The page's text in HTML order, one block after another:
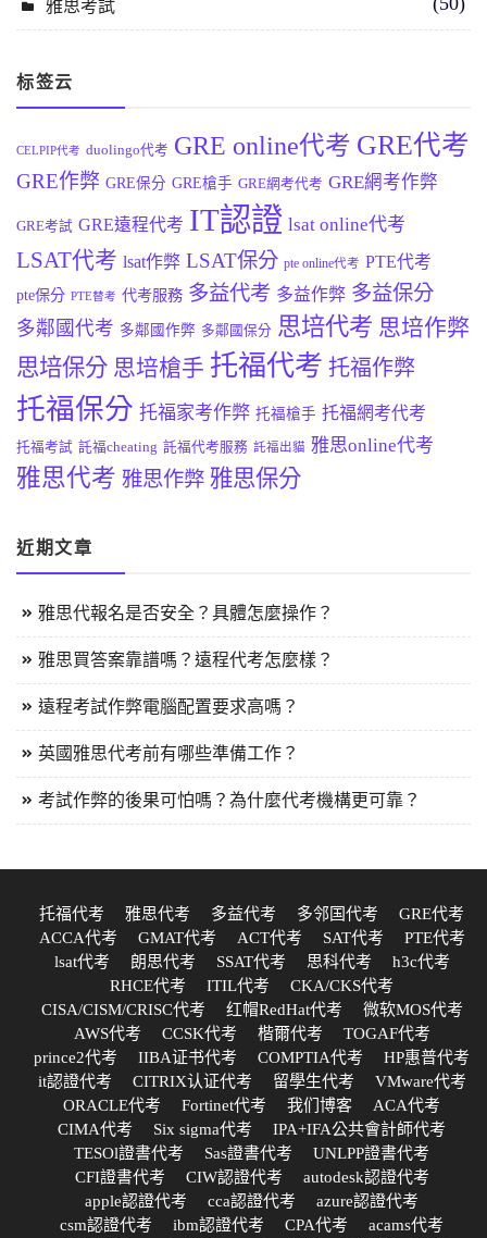
雅思考試
标签云
CELPIP代考 duolingo代考 GRE online代考 GRE代考
GRE作弊 GRE保分 GRE槍手 GRE網考代考 GRE網考作弊
GRE考試 GRE遠程代考 IT認證 lsat online代考
LSAT代考 lsat作弊 LSAT保分 pte online代考 PTE代考
pte保分 PTE替考 代考服務 多益代考 多益作弊 多益保分
多鄰國代考 多鄰國作弊 多鄰國保分 思培代考 思培作弊
思培保分 思培槍手 托福代考 托福作弊
托福保分 托福家考作弊 托福槍手 托福網考代考
托福考試 託福cheating 託福代考服務 託福出貓 雅思online代考
雅思代考 雅思作弊 雅思保分
近期文章
雅思代報名是否安全？具體怎麼操作？
雅思買答案靠譜嗎？遠程代考怎麼樣？
遠程考試作弊電腦配置要求高嗎？
英國雅思代考前有哪些準備工作？
考試作弊的後果可怕嗎？為什麼代考機構更可靠？
托福代考 雅思代考 多益代考 多邻国代考
GRE代考
ACCA代考
GMAT代考 ACT代考 SAT代考
PTE代考
lsat代考
朗思代考 SSAT代考 思科代考
h3c代考
RHCE代考
ITIL代考
CKA/CKS代考
CISA/CISM/CRISC代考
红帽RedHat代考
微软MOS代考
AWS代考
CCSK代考 楷爾代考
TOGAF代考
prince2代考
IIBA证书代考 COMPTIA代考
HP惠普代考
it認證代考
CITRIX认证代考 留學生代考
VMware代考
ORACLE代考
Fortinet代考 我们博客
ACA代考
CIMA代考
Six sigma代考
IPA+IFA公共會計師代考
TESOl證書代考
Sas證書代考
UNLPP證書代考
CFI證書代考
CIW認證代考
autodesk認證代考
apple認證代考
cca認證代考
azure認證代考
csm認證代考
ibm認證代考 CPA代考
acams代考